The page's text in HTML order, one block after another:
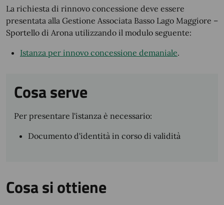
La richiesta di rinnovo concessione deve essere
presentata alla Gestione Associata Basso Lago Maggiore –
Sportello di Arona utilizzando il modulo seguente:
Istanza per innovo concessione demaniale.
Cosa serve
Per presentare l'istanza è necessario:
Documento d'identità in corso di validità
Cosa si ottiene